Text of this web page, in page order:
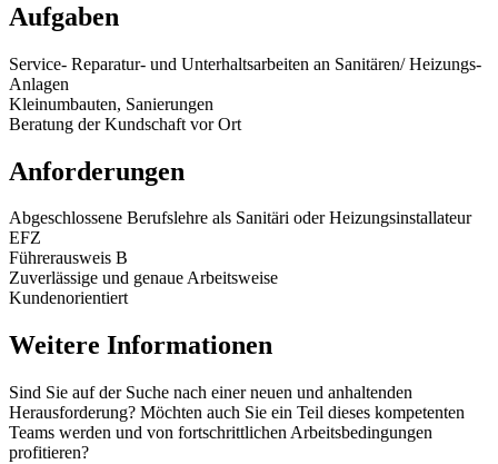
Aufgaben
Service- Reparatur- und Unterhaltsarbeiten an Sanitären/ Heizungs-
Anlagen
Kleinumbauten, Sanierungen
Beratung der Kundschaft vor Ort
Anforderungen
Abgeschlossene Berufslehre als Sanitäri oder Heizungsinstallateur
EFZ
Führerausweis B
Zuverlässige und genaue Arbeitsweise
Kundenorientiert
Weitere Informationen
Sind Sie auf der Suche nach einer neuen und anhaltenden
Herausforderung? Möchten auch Sie ein Teil dieses kompetenten
Teams werden und von fortschrittlichen Arbeitsbedingungen
profitieren?